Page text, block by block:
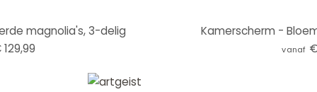
magnolia's, 3-delig
Kamerscherm -
vanaf